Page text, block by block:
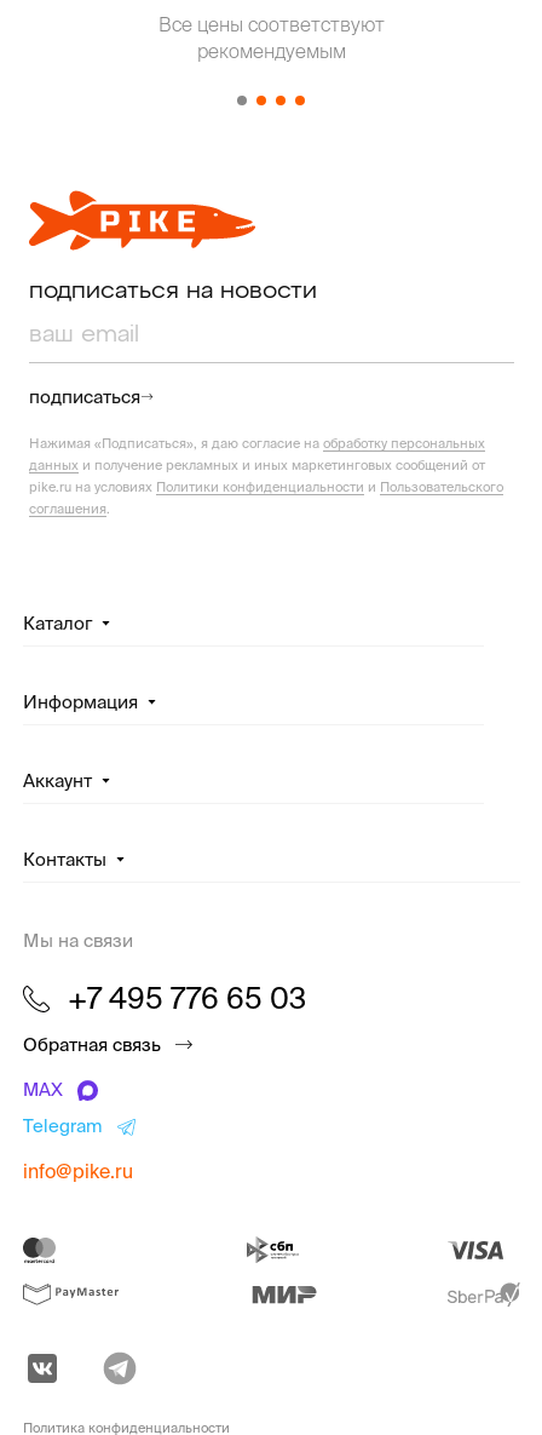
Все цены соответствуют
рекомендуемым
подписаться на новости
подписаться
Нажимая «Подписаться», я даю согласие на обработку персональных
данных и получение рекламных и иных маркетинговых сообщений от
pike.ru на условиях Политики конфиденциальности и Пользовательского
соглашения
Каталог
Информация
Аккаунт
Контакты
Мы на связи
+7 495 776 65 03
Обратная связь
MAX
Telegram
info@pike.ru
Политика конфиденциальности